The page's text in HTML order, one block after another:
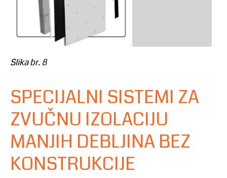
Slika br. 8
SPECIJALNI SISTEMI ZA
ZVUČNU IZOLACIJU
MANJIH DEBLJINA BEZ
KONSTRUKCIJE